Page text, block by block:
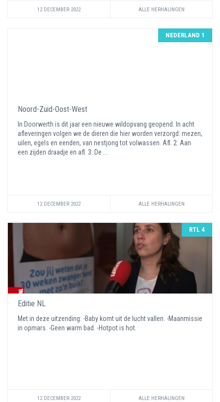
12 DECEMBER 2022 ALLE HERHALINGEN
NEDERLAND 1
Noord-Zuid-Oost-West
In Doorwerth is dit jaar een nieuwe wildopvang geopend. In acht
afleveringen volgen we de dieren die hier worden verzorgd: mezen,
uilen, egels en eenden, van nestjong tot volwassen. Afl. 2: Aan
een zijden draadje en afl. 3: De ...
12 DECEMBER 2022 ALLE HERHALINGEN
RTL 4
Editie NL
Met in deze uitzending: -Baby komt uit de lucht vallen. -Maanmissie
in opmars. -Geen warm bad. -Hotpot is hot.
12 DECEMBER 2022 ALLE HERHALINGEN